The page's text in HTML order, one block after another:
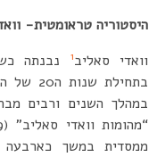
היסטוריה טראומטית-
וואדי סאליב1
נבנתה
במהלך השנים ורבים
ממסדית במשך כארבעה